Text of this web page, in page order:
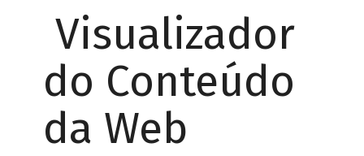
Visualizador
do Conteúdo
da Web